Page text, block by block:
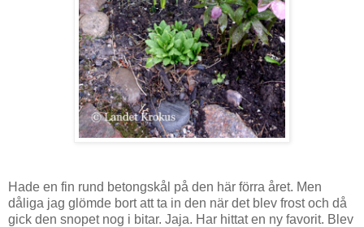
Hade en fin rund betongskål på den här förra året. Men
dåliga jag glömde bort att ta in den när det blev frost och då
gick den snopet nog i bitar. Jaja. Har hittat en ny favorit. Blev